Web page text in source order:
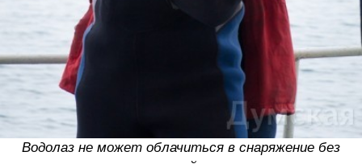
Водолаз не может облачиться в снаряжение без